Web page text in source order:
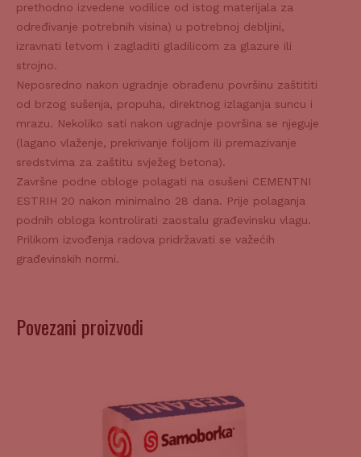
prethodno izvedene vodilice od istog materijala za
određivanje potrebnih visina) u potrebnoj debljini,
izravnati letvom i zagladiti gladilicom za glazure ili
strojno.
Neposredno nakon ugradnje obrađenu površinu zaštititi
od brzog sušenja, propuha, direktnog izlaganja suncu i
mrazu. Nekoliko sati nakon ugradnje površina se njeguje
(lagano vlaženje, prekrivanje folijom ili premazivanje
sredstvima za zaštitu svježeg betona).
Završne podne obloge polagati na osušeni CEMENTNI
ESTRIH 20 nakon minimalno 28 dana. Prije polaganja
podnih obloga kontrolirati zaostalu građevinsku vlagu.
Prilikom izvođenja radova pridržavati se važećih
građevinskih normi.
Povezani proizvodi